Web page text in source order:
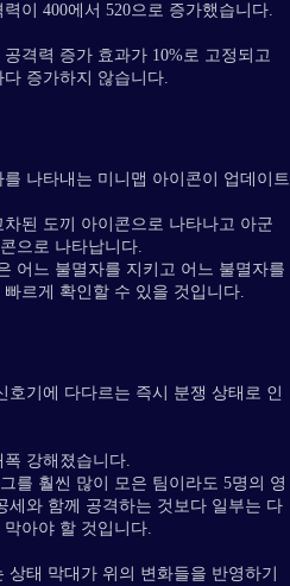
이 400에서 520으로 증가했습니다.
격력 증가 효과가 10%로 고정되고
증가하지 않습니다.
나타내는 미니맵 아이콘이 업데이트
된 도끼 아이콘으로 나타나고 아군
으로 나타납니다.
어느 불멸자를 지키고 어느 불멸자를
르게 확인할 수 있을 것입니다.
호기에 다다르는 즉시 분쟁 상태로 인
강해졌습니다.
를 훨씬 많이 모은 팀이라도 5명의 영
세와 함께 공격하는 것보다 일부는 다
아야 할 것입니다.
태 막대가 위의 변화들을 반영하기